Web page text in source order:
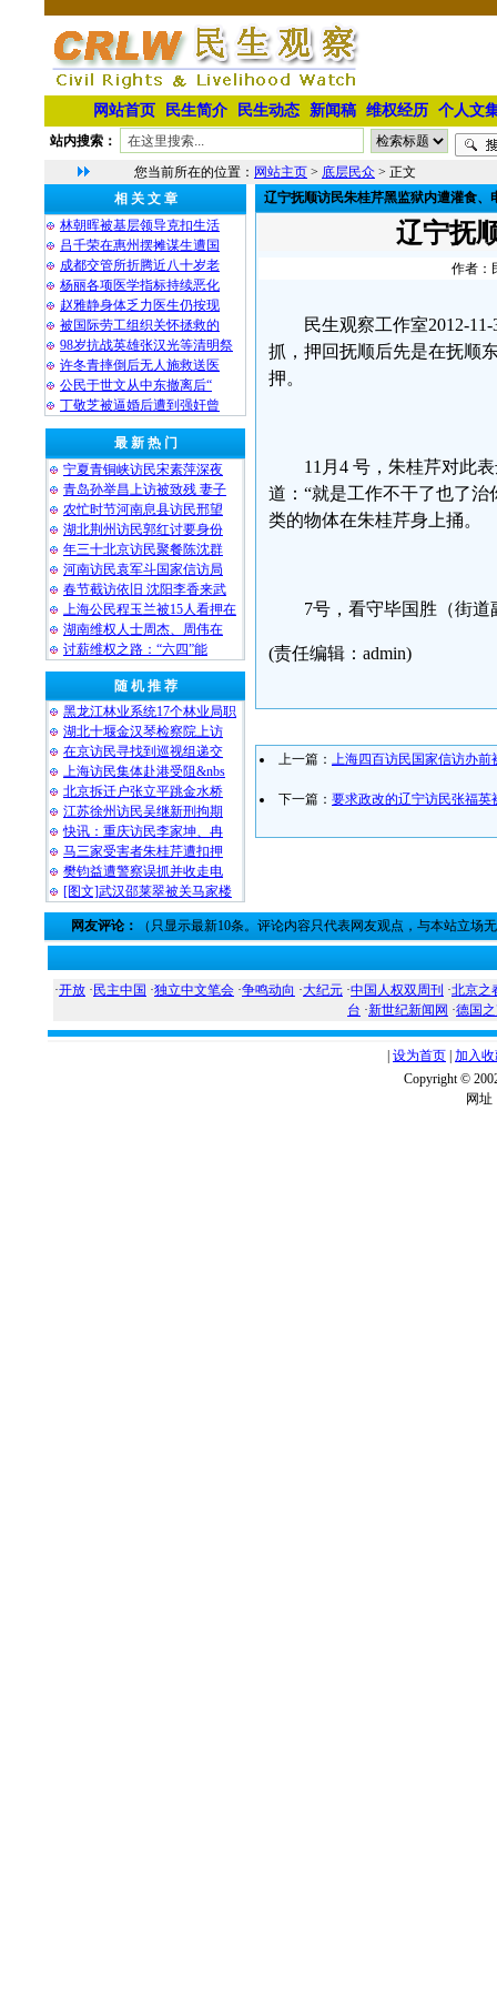
网站首页 民生简介 民生动态 新闻稿 维权经历 个人文
站内搜索：
您当前所在的位置： 网站主页 > 底层民众 > 正文
相 关 文 章
林朝晖被基层领导克扣生活
吕千荣在惠州摆摊谋生遭国
成都交管所折腾近八十岁老
杨丽各项医学指标持续恶化
赵雅静身体乏力医生仍按现
被国际劳工组织关怀拯救的
98岁抗战英雄张汉光等清明祭
许冬青摔倒后无人施救送医
公民于世文从中东撤离后“
丁敬芝被逼婚后遭到强奸曾
最 新 热 门
宁夏青铜峡访民宋素萍深夜
青岛孙举昌上访被致残 妻子
农忙时节河南息县访民邢望
湖北荆州访民郭红讨要身份
年三十北京访民聚餐陈沈群
河南访民袁军斗国家信访局
春节截访依旧 沈阳李香来武
上海公民程玉兰被15人看押在
湖南维权人士周杰、周伟在
讨薪维权之路：“六四”能
随 机 推 荐
黑龙江林业系统17个林业局职
湖北十堰金汉琴检察院上访
在京访民寻找到巡视组递交
上海访民集体赴港受阻&nbs
北京拆迁户张立平跳金水桥
江苏徐州访民吴继新刑拘期
快讯：重庆访民李家坤、冉
马三家受害者朱桂芹遭扣押
樊钧益遭警察误抓并收走电
[图文]武汉邵莱翠被关马家楼
辽宁抚顺访民朱桂芹黑监狱内遭灌食、
辽宁抚
作者：
民生观察工作室2012-
抓，押回抚顺后先是在抚顺
押。
11月4 号，朱桂芹对此
道：“就是工作不干了也了
类的物体在朱桂芹身上捅。
7号，看守毕国胜（街
(责任编辑：admin)
上一篇： 上海四百访民国家信访办前
下一篇： 要求政改的辽宁访民张福英
网友评论： （只显示最新10条。评论内容只代表网友观点，与本站立场
·开放 · 民主中国 ·独立中文笔会 ·争鸣动向 ·大纪元 ·中国人权双周刊 ·北京之
台 ·新世纪新闻网 ·德国
设为首页 加入
Copyright ©
网址